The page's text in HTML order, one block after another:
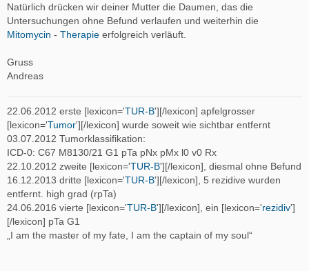
Natürlich drücken wir deiner Mutter die Daumen, das die
Untersuchungen ohne Befund verlaufen und weiterhin die
Mitomycin - Therapie erfolgreich verläuft.
Gruss
Andreas
22.06.2012 erste [lexicon='TUR-B'][/lexicon] apfelgrosser
[lexicon='Tumor'][/lexicon] wurde soweit wie sichtbar entfernt
03.07.2012 Tumorklassifikation:
ICD-0: C67 M8130/21 G1 pTa pNx pMx l0 v0 Rx
22.10.2012 zweite [lexicon='TUR-B'][/lexicon], diesmal ohne Befund
16.12.2013 dritte [lexicon='TUR-B'][/lexicon], 5 rezidive wurden
entfernt. high grad (rpTa)
24.06.2016 vierte [lexicon='TUR-B'][/lexicon], ein [lexicon='rezidiv']
[/lexicon] pTa G1
„I am the master of my fate, I am the captain of my soul“